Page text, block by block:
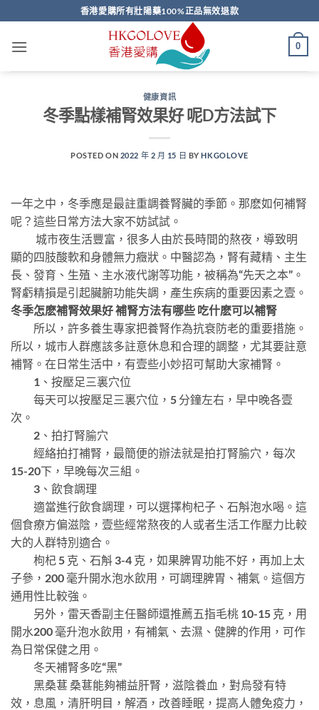
to
content
香港愛購所有壯陽藥100%正品無效退款
0
健康資訊
冬季點樣補腎效果好 呢D方法試下
POSTED ON 2022 年 2 月 15 日 BYHKGOLOVE
一年之中，冬季應是最註重調養腎臟的季節。那麽如何補腎
呢？這些日常方法大家不妨試試。
城市夜生活豐富，很多人由於長時間的熬夜，導致明
顯的四肢酸軟和身體無力癥狀。中醫認為，腎有藏精、主生
長、發育、生殖、主水液代謝等功能，被稱為“先天之本”。
腎虧精損是引起臟腑功能失調，產生疾病的重要因素之壹。
冬季怎麽補腎效果好 補腎方法有哪些 吃什麽可以補腎
所以，許多養生專家把養腎作為抗衰防老的重要措施。
所以，城市人群應該多註意休息和合理的調整，尤其要註意
補腎。在日常生活中，有壹些小妙招可幫助大家補腎。
1、按壓足三裏穴位
每天可以按壓足三裏穴位，5 分鐘左右，早中晚各壹
次。
2、拍打腎腧穴
經絡拍打補腎，最簡便的辦法就是拍打腎腧穴，每次
15-20下，早晚每次三組。
3、飲食調理
適當進行飲食調理，可以選擇枸杞子、石斛泡水喝。這
個食療方偏滋陰，壹些經常熬夜的人或者生活工作壓力比較
大的人群特別適合。
枸杞 5 克、石斛 3-4 克，如果脾胃功能不好，再加上太
子參，200 毫升開水泡水飲用，可調理脾胃、補氣。這個方
通用性比較強。
另外，雷天香副主任醫師還推薦五指毛桃 10-15 克，用
開水200 毫升泡水飲用，有補氣、去濕、健脾的作用，可作
為日常保健之用。
冬天補腎多吃“黑”
黑桑葚 桑葚能夠補益肝腎，滋陰養血，對烏發有特
效，息風，清肝明目，解酒，改善睡眠，提高人體免疫力，